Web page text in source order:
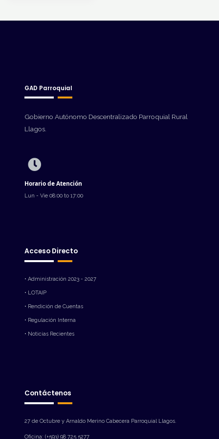
GAD Parroquial
Gobierno Autónomo Descentralizado Parroquial Rural
Llagos.
Horario de Atención
Lun - Vie 08:00 to 17:00
Acceso Directo
• Administración 2023 - 2027
• LOTAIP
• Rendición de Cuentas
• Regulación Interna
• Noticias Recientes
Contáctenos
27 de Octubre y Arnaldo Merino Cabecera Parroquial Llagos.
Oficina: (+593) 98 725 5277